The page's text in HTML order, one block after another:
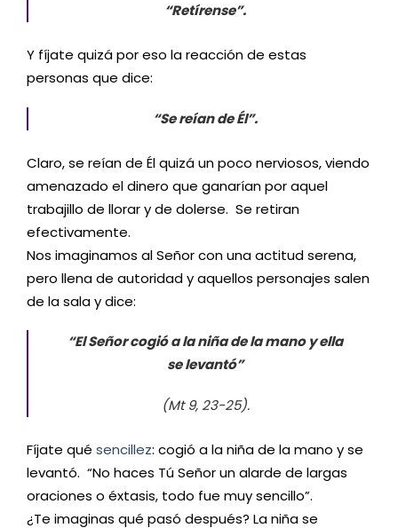
“Retírense”.
Y fíjate quizá por eso la reacción de estas
personas que dice:
“Se reían de Él”.
Claro, se reían de Él quizá un poco nerviosos, viendo
amenazado el dinero que ganarían por aquel
trabajillo de llorar y de dolerse. Se retiran
efectivamente.
Nos imaginamos al Señor con una actitud serena,
pero llena de autoridad y aquellos personajes salen
de la sala y dice:
“El Señor cogió a la niña de la mano y ella
se levantó”
(Mt 9, 23-25).
Fíjate qué sencillez: cogió a la niña de la mano y se
levantó. “No haces Tú Señor un alarde de largas
oraciones o éxtasis, todo fue muy sencillo”.
¿Te imaginas qué pasó después? La niña se